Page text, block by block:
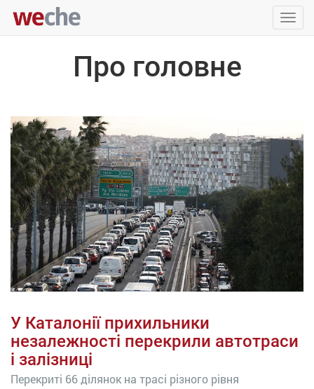
Про головне
У Каталонії прихильники
незалежності перекрили автотраси
і залізниці
Перекриті 66 ділянок на трасі різного рівня